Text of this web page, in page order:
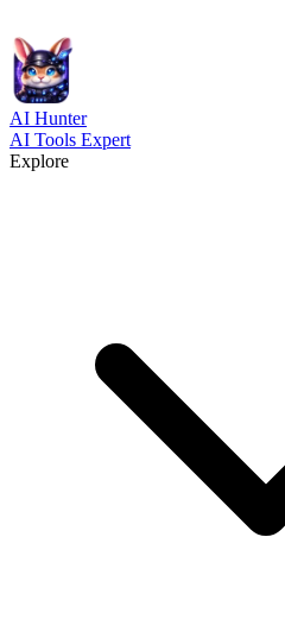
AI Hunter
AI Tools Expert
Explore